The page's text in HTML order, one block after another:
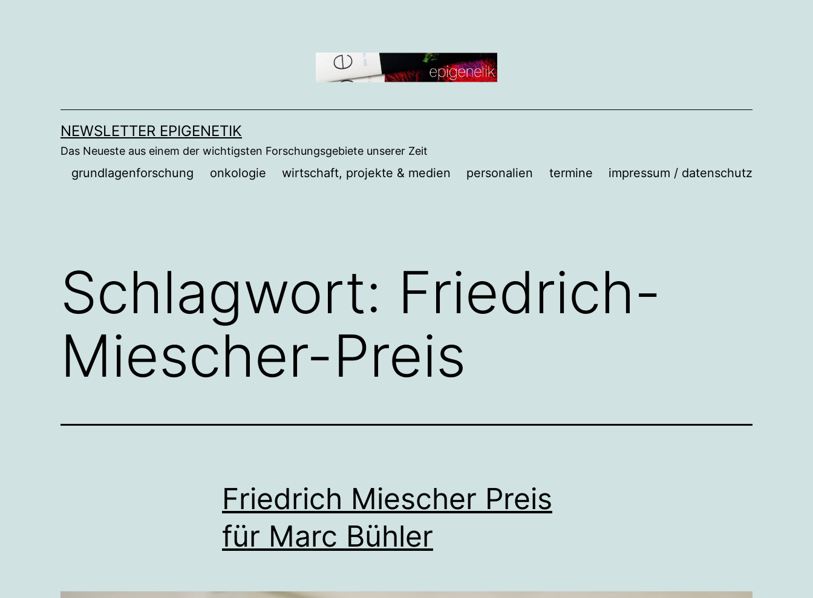
NEWSLETTER EPIGENETIK
Das Neueste aus einem der wichtigsten Forschungsgebiete unserer Zeit
grundlagenforschung onkologie wirtschaft, projekte & medien personalien termine impressum / datenschutz
Schlagwort: Friedrich-
Miescher-Preis
Friedrich Miescher Preis
für Marc Bühler